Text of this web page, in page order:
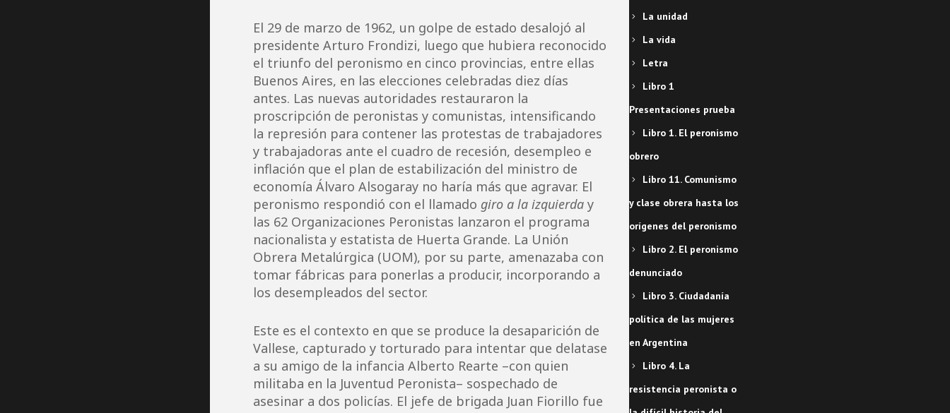
El 29 de marzo de 1962, un golpe de estado desalojó al
presidente Arturo Frondizi, luego que hubiera reconocido
el triunfo del peronismo en cinco provincias, entre ellas
Buenos Aires, en las elecciones celebradas diez días
antes. Las nuevas autoridades restauraron la
proscripción de peronistas y comunistas, intensificando
la represión para contener las protestas de trabajadores
y trabajadoras ante el cuadro de recesión, desempleo e
inflación que el plan de estabilización del ministro de
economía Álvaro Alsogaray no haría más que agravar. El
peronismo respondió con el llamado giro a la izquierda y
las 62 Organizaciones Peronistas lanzaron el programa
nacionalista y estatista de Huerta Grande. La Unión
Obrera Metalúrgica (UOM), por su parte, amenazaba con
tomar fábricas para ponerlas a producir, incorporando a
los desempleados del sector.
Este es el contexto en que se produce la desaparición de
Vallese, capturado y torturado para intentar que delatase
a su amigo de la infancia Alberto Rearte –con quien
militaba en la Juventud Peronista– sospechado de
asesinar a dos policías. El jefe de brigada Juan Fiorillo fue
La unidad
La vida
Letra
Libro 1
Presentaciones prueba
Libro 1. El peronismo
obrero
Libro 11. Comunismo
y clase obrera hasta los
orígenes del peronismo
Libro 2. El peronismo
denunciado
Libro 3. Ciudadanía
política de las mujeres
en Argentina
Libro 4. La
resistencia peronista o